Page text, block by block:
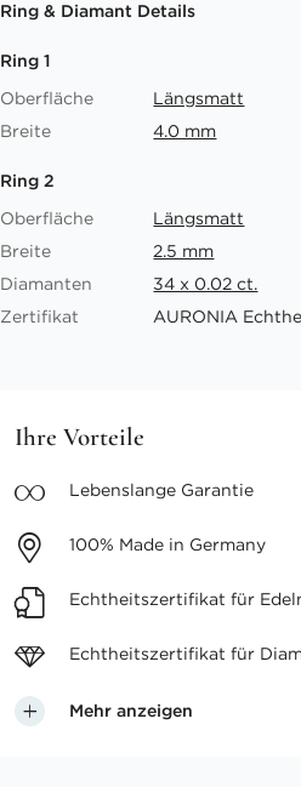
Ring & Diamant Details
Ring 1
Oberfläche
Längsmatt
Breite
4.0 mm
Ring 2
Oberfläche
Längsmatt
Breite
2.5 mm
Diamanten
34 x 0.02 ct.
Zertifikat
AURONIA
Ihre Vorteile
Lebenslange Garantie
100% Made in Germany
Echtheitszertifikat für
Echtheitszertifikat für
Mehr anzeigen